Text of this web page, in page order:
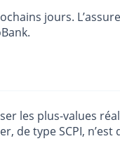
jours.
les plus-values
type SCPI, n’est